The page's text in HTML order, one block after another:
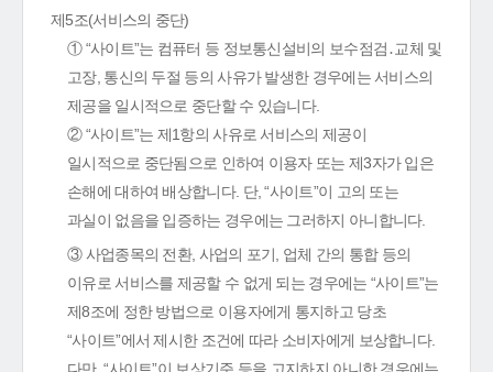
제5조(서비스의 중단)
① “사이트”는 컴퓨터 등 정보통신설비의 보수점검․교체 및
고장, 통신의 두절 등의 사유가 발생한 경우에는 서비스의
제공을 일시적으로 중단할 수 있습니다.
② “사이트”는 제1항의 사유로 서비스의 제공이
일시적으로 중단됨으로 인하여 이용자 또는 제3자가 입은
손해에 대하여 배상합니다. 단, “사이트”이 고의 또는
과실이 없음을 입증하는 경우에는 그러하지 아니합니다.
③ 사업종목의 전환, 사업의 포기, 업체 간의 통합 등의
이유로 서비스를 제공할 수 없게 되는 경우에는 “사이트”는
제8조에 정한 방법으로 이용자에게 통지하고 당초
“사이트”에서 제시한 조건에 따라 소비자에게 보상합니다.